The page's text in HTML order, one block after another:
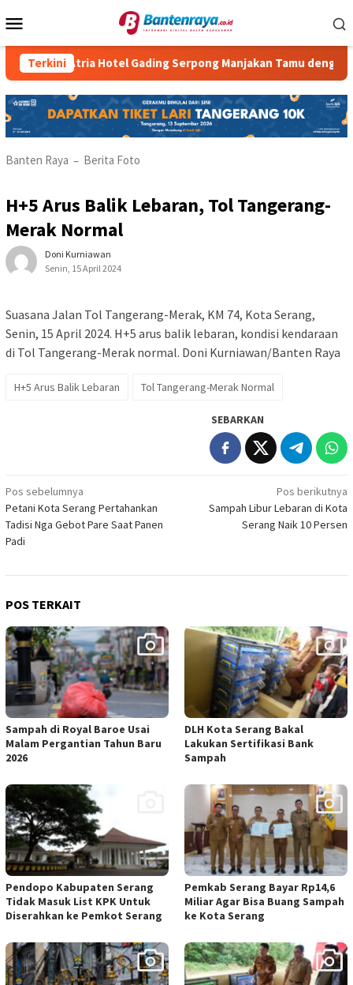
ke
Mobile
Terkini
Atria Hotel Gading Serpong Manjakan Tamu dengan Robot
Banten Raya – Berita Foto
H+5 Arus Balik Lebaran, Tol Tangerang-
Merak Normal
Doni Kurniawan
Senin, 15 April 2024
Suasana Jalan Tol Tangerang-Merak, KM 74, Kota Serang,
Senin, 15 April 2024. H+5 arus balik lebaran, kondisi kendaraan
di Tol Tangerang-Merak normal. Doni Kurniawan/Banten Raya
H+5 Arus Balik Lebaran Tol Tangerang-Merak Normal
SEBARKAN
Navigasi
pos
Pos sebelumnya
Petani Kota Serang Pertahankan
Tadisi Nga Gebot Pare Saat Panen
Padi
Pos berikutnya
Sampah Libur Lebaran di Kota
Serang Naik 10 Persen
POS TERKAIT
Sampah di Royal Baroe Usai
Malam Pergantian Tahun Baru
2026
DLH Kota Serang Bakal
Lakukan Sertifikasi Bank
Sampah
Pendopo Kabupaten Serang
Tidak Masuk List KPK Untuk
Diserahkan ke Pemkot Serang
Pemkab Serang Bayar Rp14,6
Miliar Agar Bisa Buang Sampah
ke Kota Serang